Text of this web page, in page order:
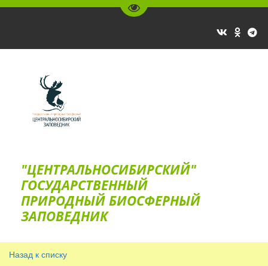
Перейти на версию для
"ЦЕНТРАЛЬНОСИБИРСКИЙ"
ГОС­УДАРСТВЕННЫЙ
ПРИРОДНЫЙ БИОСФЕРНЫЙ
ЗАПОВЕДНИК
Назад к списку